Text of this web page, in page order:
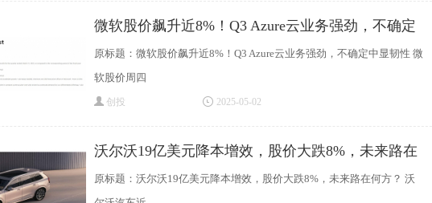
微软股价飙升近8%！Q3 Azure云业务强劲，不确定
中
原标题：微软股价飙升近8%！Q3 Azure云业务强劲，不确定中显韧性 微
软股价周四
创投 2025-05-02
沃尔沃19亿美元降本增效，股价大跌8%，未来路在
原标题：沃尔沃19亿美元降本增效，股价大跌8%，未来路在何方？ 沃